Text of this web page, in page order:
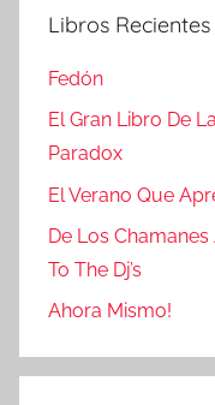
Libros Recientes
Fedón
El Gran Libro De
Paradox
El Verano Que
De Los
To The Dj’s
Ahora Mismo!